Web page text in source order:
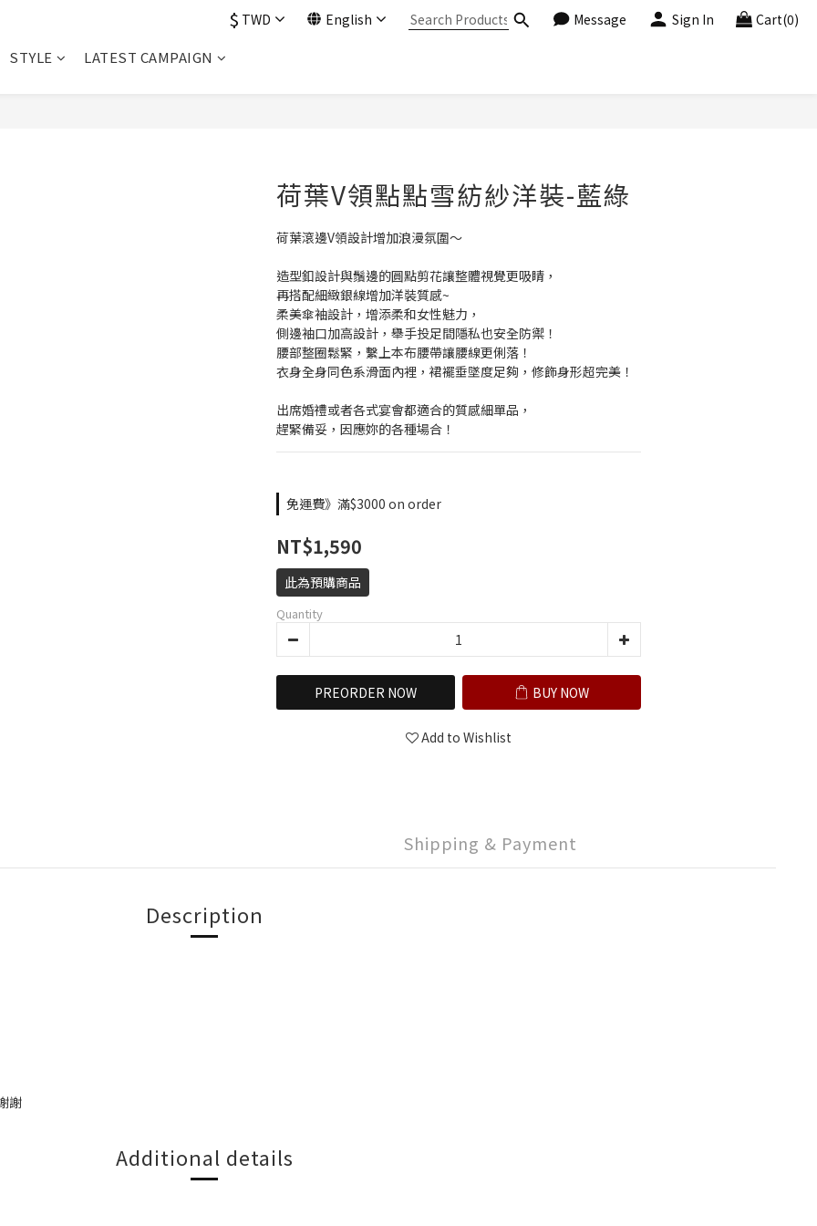
$ TWD English Message Sign In Cart(0)
STYLE LATEST CAMPAIGN
荷葉V領點點雪紡紗洋裝-藍綠
荷葉滾邊V領設計增加浪漫氛圍～
造型釦設計與鬚邊的圓點剪花讓整體視覺更吸睛，
再搭配細緻銀線增加洋裝質感~
柔美傘袖設計，增添柔和女性魅力，
側邊袖口加高設計，舉手投足間隱私也安全防禦！
腰部整圈鬆緊，繫上本布腰帶讓腰線更俐落！
衣身全身同色系滑面內裡，裙襬垂墜度足夠，修飾身形超完美！
出席婚禮或者各式宴會都適合的質感細單品，
趕緊備妥，因應妳的各種場合！
免運費》滿$3000 on order
NT$1,590
此為預購商品
Quantity
PREORDER NOW BUY NOW
Add to Wishlist
Shipping & Payment
Description
謝
Additional details